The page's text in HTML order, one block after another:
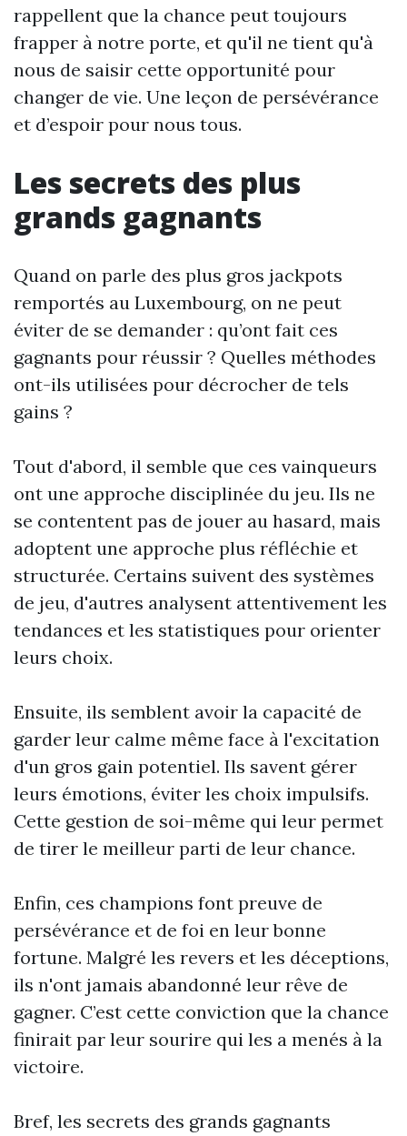
rappellent que la chance peut toujours
frapper à notre porte, et qu'il ne tient qu'à
nous de saisir cette opportunité pour
changer de vie. Une leçon de persévérance
et d’espoir pour nous tous.
Les secrets des plus
grands gagnants
Quand on parle des plus gros jackpots
remportés au Luxembourg, on ne peut
éviter de se demander : qu’ont fait ces
gagnants pour réussir ? Quelles méthodes
ont-ils utilisées pour décrocher de tels
gains ?
Tout d'abord, il semble que ces vainqueurs
ont une approche disciplinée du jeu. Ils ne
se contentent pas de jouer au hasard, mais
adoptent une approche plus réfléchie et
structurée. Certains suivent des systèmes
de jeu, d'autres analysent attentivement les
tendances et les statistiques pour orienter
leurs choix.
Ensuite, ils semblent avoir la capacité de
garder leur calme même face à l'excitation
d'un gros gain potentiel. Ils savent gérer
leurs émotions, éviter les choix impulsifs.
Cette gestion de soi-même qui leur permet
de tirer le meilleur parti de leur chance.
Enfin, ces champions font preuve de
persévérance et de foi en leur bonne
fortune. Malgré les revers et les déceptions,
ils n'ont jamais abandonné leur rêve de
gagner. C’est cette conviction que la chance
finirait par leur sourire qui les a menés à la
victoire.
Bref, les secrets des grands gagnants